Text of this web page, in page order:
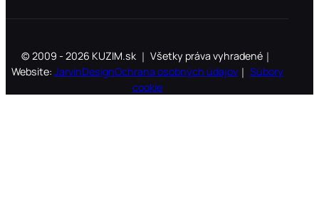
© 2009 - 2026 KUZIM.sk ｜ Všetky práva vyhradené｜
Website: JarvinDesignOchrana osobných údajov｜ Súbory
cookie